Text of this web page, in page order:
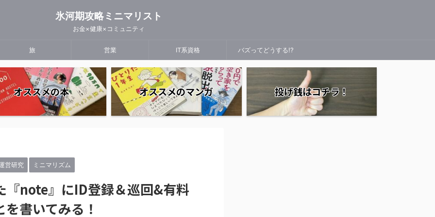
氷河期攻略ミニマリスト
お金×健康×コミュニティ
旅 営業 IT系資格 バズってどうする!?
オススメの本 オススメのマンガ 投げ銭はコチラ！
営研究 ミニマリズム
『note』にID登録＆巡回&有料
書いてみる！